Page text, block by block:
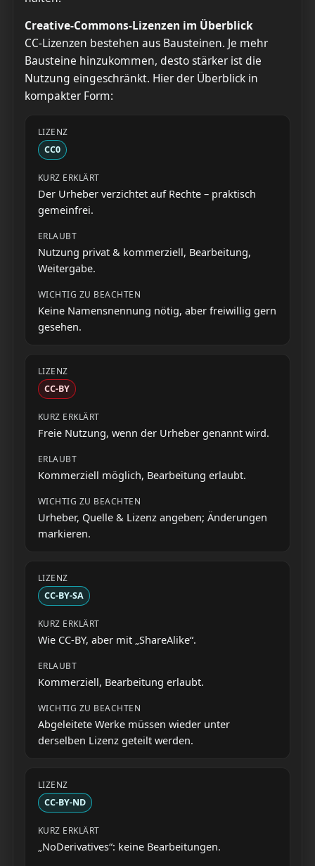
Creative-Commons-Lizenzen im Überblick
CC-Lizenzen bestehen aus Bausteinen. Je mehr
Bausteine hinzukommen, desto stärker ist die
Nutzung eingeschränkt. Hier der Überblick in
kompakter Form:
CC0
Der Urheber verzichtet auf Rechte – praktisch
gemeinfrei.
Nutzung privat & kommerziell, Bearbeitung,
Weitergabe.
Keine Namensnennung nötig, aber freiwillig gern
gesehen.
CC-BY
Freie Nutzung, wenn der Urheber genannt wird.
Kommerziell möglich, Bearbeitung erlaubt.
Urheber, Quelle & Lizenz angeben; Änderungen
markieren.
CC-BY-SA
Wie CC-BY, aber mit „ShareAlike“.
Kommerziell, Bearbeitung erlaubt.
Abgeleitete Werke müssen wieder unter
derselben Lizenz geteilt werden.
CC-BY-ND
„NoDerivatives“: keine Bearbeitungen.